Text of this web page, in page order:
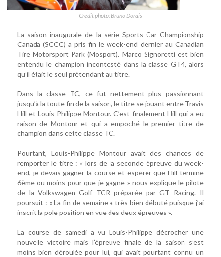
Crédit photo: Bruno Dorais
La saison inaugurale de la série Sports Car Championship
Canada (SCCC) a pris fin le week-end dernier au Canadian
Tire Motorsport Park (Mosport). Marco Signoretti est bien
entendu le champion incontesté dans la classe GT4, alors
qu’il était le seul prétendant au titre.
Dans la classe TC, ce fut nettement plus passionnant
jusqu’à la toute fin de la saison, le titre se jouant entre Travis
Hill et Louis-Philippe Montour. C’est finalement Hill qui a eu
raison de Montour et qui a empoché le premier titre de
champion dans cette classe TC.
Pourtant, Louis-Philippe Montour avait des chances de
remporter le titre : « lors de la seconde épreuve du week-
end, je devais gagner la course et espérer que Hill termine
6ème ou moins pour que je gagne » nous explique le pilote
de la Volkswagen Golf TCR préparée par GT Racing. Il
poursuit : « La fin de semaine a très bien débuté puisque j’ai
inscrit la pole position en vue des deux épreuves ».
La course de samedi a vu Louis-Philippe décrocher une
nouvelle victoire mais l’épreuve finale de la saison s’est
moins bien déroulée pour lui, qui avait pourtant connu un